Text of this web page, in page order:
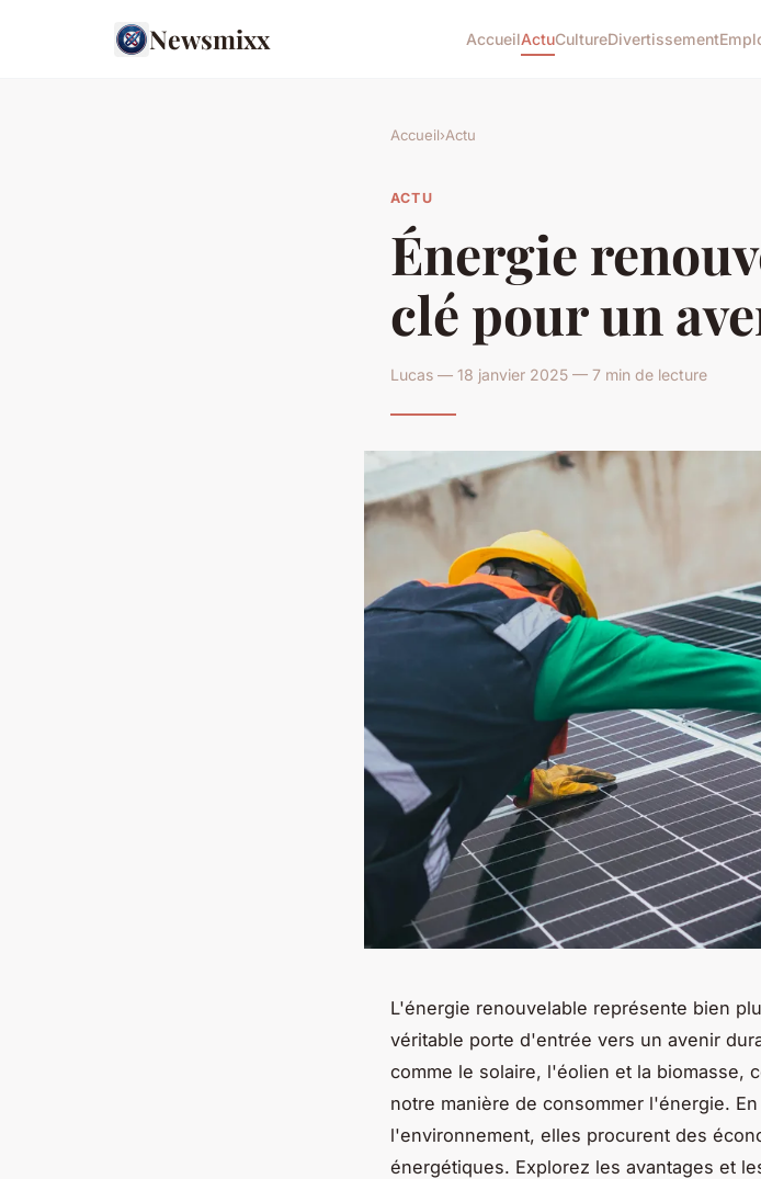
Newsmixx AccueilActuCultureDivertissement
Accueil›Actu
ACTU
Énergie
clé pour un
Lucas — 18 janvier 2025 — 7 min de lecture
L'énergie renouvelable représente bien
véritable porte d'entrée vers un avenir
comme le solaire, l'éolien et la biomasse,
notre manière de consommer l'énergie.
l'environnement, elles procurent des
énergétiques. Explorez les avantages et